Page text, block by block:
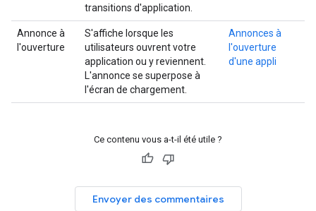
transitions d'application.
Annonce à
l'ouverture
S'affiche lorsque les
utilisateurs ouvrent votre
application ou y reviennent.
L'annonce se superpose à
l'écran de chargement.
Annonces à
l'ouverture
d'une appli
Ce contenu vous a-t-il été utile ?
Envoyer des commentaires